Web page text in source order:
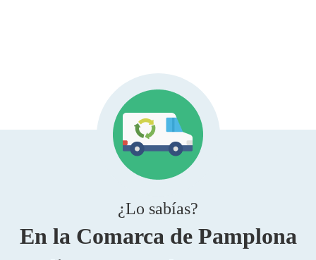
¿Lo sabías?
En la Comarca de Pamplona